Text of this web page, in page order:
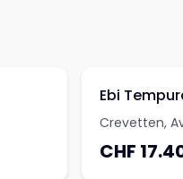
Ebi
Crevetten,
CHF